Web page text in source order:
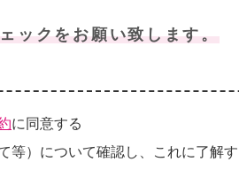
ックをお願い致します。
に同意する
等）について確認し、これに了解